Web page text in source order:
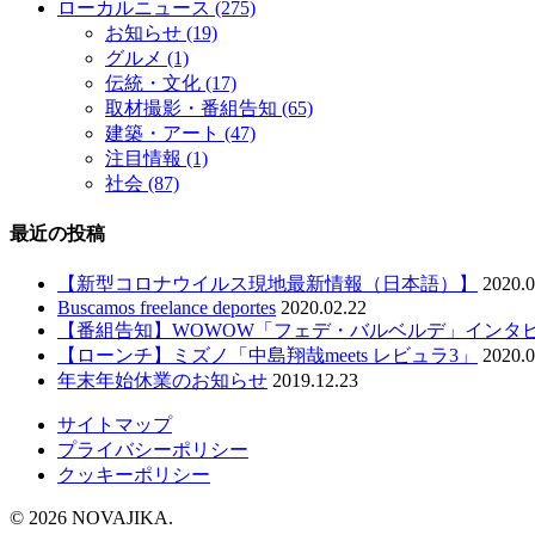
ローカルニュース (275)
お知らせ (19)
グルメ (1)
伝統・文化 (17)
取材撮影・番組告知 (65)
建築・アート (47)
注目情報 (1)
社会 (87)
最近の投稿
【新型コロナウイルス現地最新情報（日本語）】
Buscamos freelance deportes 2020.02.22
【番組告知】WOWOW「フェデ・バルベルデ」インタ
【ローンチ】ミズノ「中島翔哉meets レビュラ3」
年末年始休業のお知らせ 2019.12.23
サイトマップ
プライバシーポリシー
クッキーポリシー
© 2026 NOVAJIKA.